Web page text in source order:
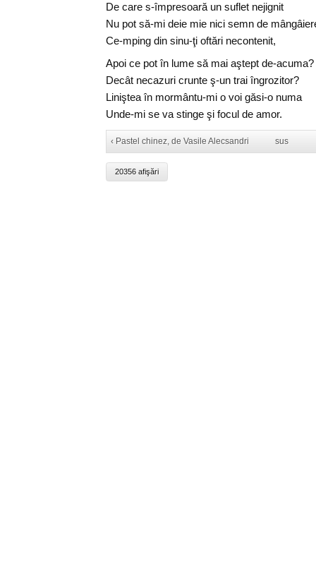
De care s-împresoară un suflet nejignit
Nu pot să-mi deie mie nici semn de
Ce-mping din sinu-ţi oftări necontenit,
Apoi ce pot în lume să mai aştept de-acuma?
Decât necazuri crunte ş-un trai îngrozitor?
Liniştea în mormântu-mi o voi găsi-o numa
Unde-mi se va stinge şi focul de amor.
‹ Pastel chinez, de Vasile Alecsandri sus
20356 afişări